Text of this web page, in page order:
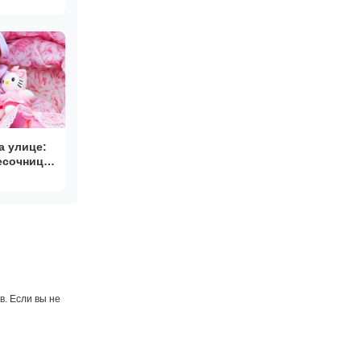
улице:
🎠🏖️ |
Если вы не